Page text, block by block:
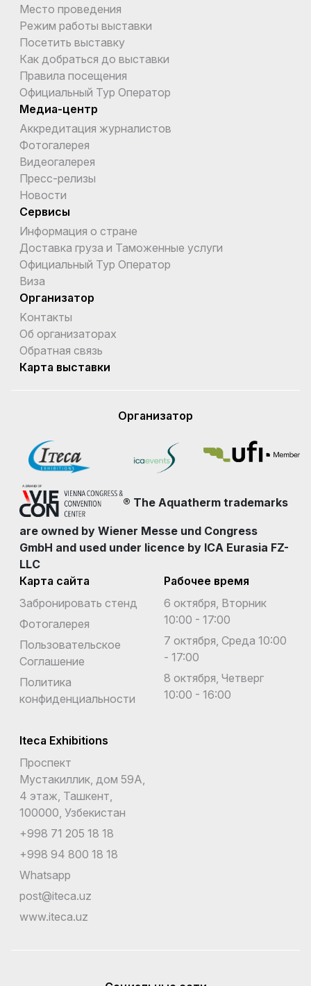
Место проведения
Режим работы выставки
Посетить выставку
Как добраться до выставки
Правила посещения
Официальный Тур Оператор
Медиа-центр
Аккредитация журналистов
Фотогалерея
Видеогалерея
Пресс-релизы
Новости
Сервисы
Информация о стране
Доставка груза и Таможенные услуги
Официальный Тур Оператор
Виза
Организатор
Kонтакты
Об организаторах
Обратная связь
Карта выставки
Организатор
® The Aquatherm trademarks
are owned by Wiener Messe und Congress
GmbH and used under licence by ICA Eurasia FZ-
LLC
Карта сайта
Забронировать стенд
Фотогалерея
Пользовательское
Соглашение
Политика
конфиденциальности
Рабочее время
6 октября, Вторник
10:00 - 17:00
7 октября, Среда 10:00
- 17:00
8 октября, Четверг
10:00 - 16:00
Iteca Exhibitions
Проспект
Мустакиллик, дом 59А,
4 этаж, Ташкент,
100000, Узбекистан
+998 71 205 18 18
+998 94 800 18 18
Whatsapp
post@iteca.uz
www.iteca.uz